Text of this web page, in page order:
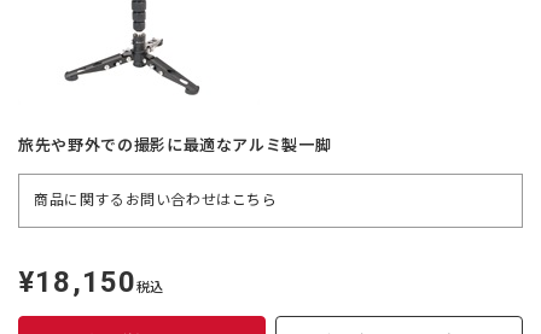
旅先や野外での撮影に最適なアルミ製一脚
商品に関するお問い合わせは こちら
定
価
¥18,150税込